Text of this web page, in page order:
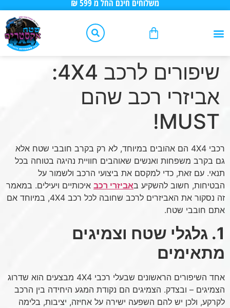
משלוחים חינם החל מ 599 ₪
שיפורים לרכב 4X4:
אביזרי רכב שהם
MUST!
רכבי 4X4 הם אהובים במיוחד, לא רק בקרב חובבי שטח אלא
גם בקרב משפחות ואנשים שאוהבים חוויית נהיגה בטוחה בכל
תנאי. עם זאת, כדי למקסם את ביצועי הרכב ולשמור על
הבטיחות, חשוב להשקיע באביזרי רכב איכותיים ויעילים. במאמר
זה נסקור את האביזרים לרכב שחובה לכל רכב 4X4, במיוחד אם
אתם חובבי שטח.
1. גלגלי שטח וצמיגים
מתאימים
אחד השיפורים הראשונים שבעלי רכבי 4X4 מבצעים הוא שדרוג
הצמיגים – ובצדק. הצמיגים הם נקודת המגע היחידה בין הרכב
לקרקע, ולכן יש להם השפעה ישירה על אחיזה, יציבות, בלימה